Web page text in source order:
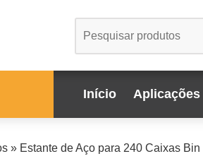
Início Aplicações
» Estante de Aço para 240 Caixas